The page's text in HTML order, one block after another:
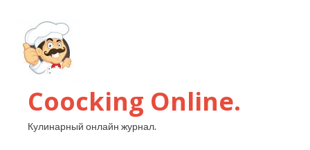
Coocking Online.
Кулинарный онлайн журнал.